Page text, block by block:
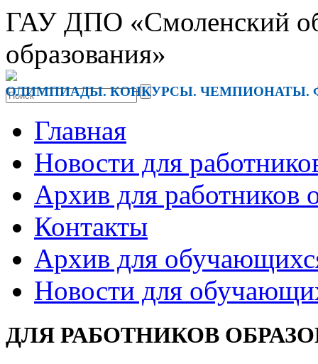
ГАУ ДПО «Смоленский
образования»
ОЛИМПИАДЫ. КОНКУРСЫ. ЧЕМПИОНАТЫ.
Главная
Новости для
Архив для работников
Контакты
Архив для
Новости для
ДЛЯ РАБОТНИКОВ